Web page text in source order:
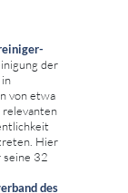
der
von etwa
Hier
seine 32
des